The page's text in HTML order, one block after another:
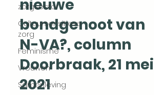
zorgsector
Cultuursensitieve
zorg
Feminisme
Vrouwen
Samenleving
nieuwe
bondgenoot van
N-VA?, column
Doorbraak, 21 mei
2021